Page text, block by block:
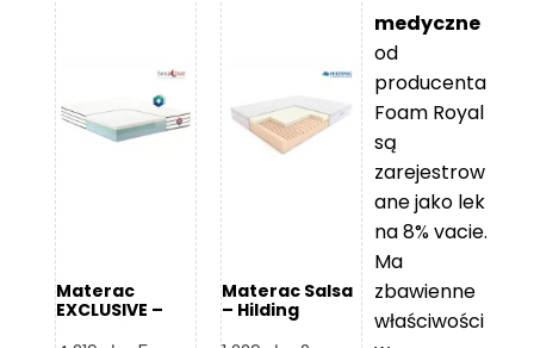
Materac
EXCLUSIVE –
Materac Salsa
– Hilding
medyczne
od
producenta
Foam Royal
są
zarejestrow
ane jako lek
na 8% vacie.
Ma
zbawienne
właściwości